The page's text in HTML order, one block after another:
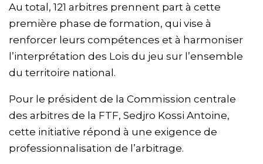
Au total, 121 arbitres prennent part à cette
première phase de formation, qui vise à
renforcer leurs compétences et à harmoniser
l’interprétation des Lois du jeu sur l’ensemble
du territoire national.
Pour le président de la Commission centrale
des arbitres de la FTF, Sedjro Kossi Antoine,
cette initiative répond à une exigence de
professionnalisation de l’arbitrage.